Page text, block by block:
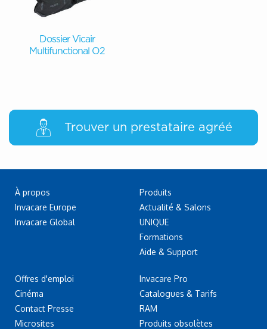
Dossier Vicair
Multifunctional O2
Trouver un prestataire agréé
À propos
Invacare Europe
Invacare Global
Offres d'emploi
Cinéma
Contact Presse
Microsites
Produits
Actualité & Salons
UNIQUE
Formations
Aide & Support
Invacare Pro
Catalogues & Tarifs
RAM
Produits obsolètes